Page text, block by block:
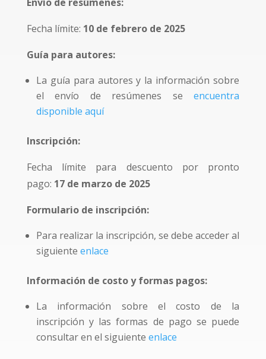
Fecha límite: 10 de febrero de 2025
Guía para autores:
La guía para autores y la información sobre
el envío de resúmenes seencuentra
disponible aquí
Inscripción:
Fecha límite para descuento por pronto
pago: 17 de marzo de 2025
Formulario de inscripción:
Para realizar la inscripción, se debe acceder al
siguiente enlace
Información de costo y formas pagos:
La información sobre el costo de la
inscripción y las formas de pago se puede
consultar en el siguiente enlace